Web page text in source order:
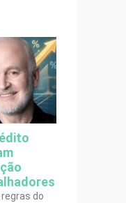
do